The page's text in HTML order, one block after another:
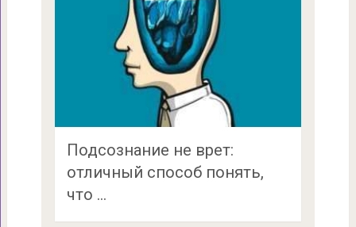
Подсознание не врет:
отличный способ понять,
что …